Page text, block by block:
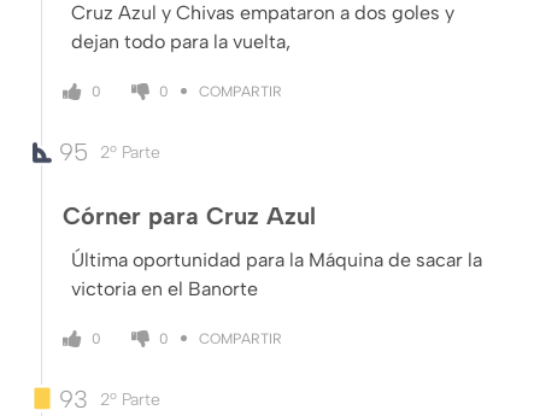
Cruz Azul y Chivas empataron a dos goles y
dejan todo para la vuelta,
0 0 COMPARTIR
95 2º Parte
Córner para Cruz Azul
Última oportunidad para la Máquina de sacar la
victoria en el Banorte
0 0 COMPARTIR
93 2º Parte